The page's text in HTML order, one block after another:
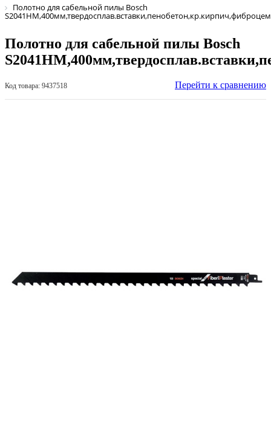
Полотно для сабельной пилы Bosch
Полотно для сабельной пилы Bosch
Код товара: 9437518 Перейти к сравнению